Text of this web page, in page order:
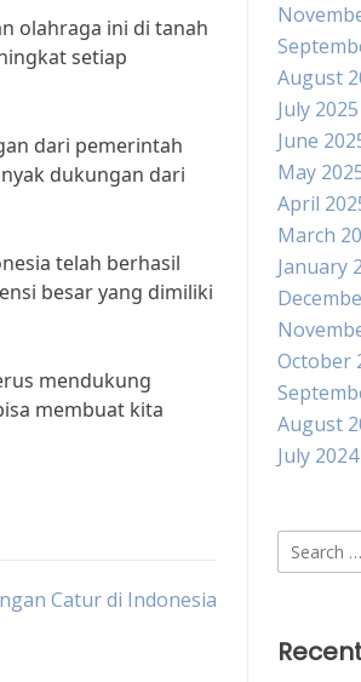
olahraga ini di tanah
setiap
dari pemerintah
dukungan dari
telah berhasil
besar yang dimiliki
mendukung
membuat kita
Catur di Indonesia
August
July 2025
June
May
April
March
January
October
August
July 2024
Search
for: